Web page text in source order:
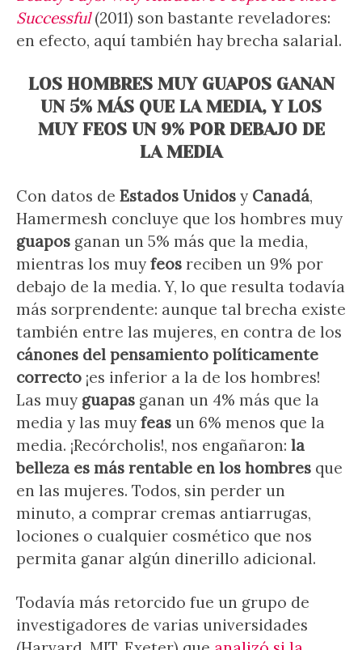
Successful(2011) son bastante reveladores:
en efecto, aquí también hay brecha salarial.
LOS HOMBRES MUY GUAPOS GANAN
UN 5% MÁS QUE LA MEDIA, Y LOS
MUY FEOS UN 9% POR DEBAJO DE
LA MEDIA
Con datos de Estados Unidos y Canadá,
Hamermesh concluye que los hombres muy
guapos ganan un 5% más que la media,
mientras los muy feos reciben un 9% por
debajo de la media. Y, lo que resulta todavía
más sorprendente: aunque tal brecha existe
también entre las mujeres, en contra de los
cánones del pensamiento políticamente
correcto ¡es inferior a la de los hombres!
Las muy guapas ganan un 4% más que la
media y las muy feas un 6% menos que la
media. ¡Recórcholis!, nos engañaron: la
belleza es más rentable en los hombres que
en las mujeres. Todos, sin perder un
minuto, a comprar cremas antiarrugas,
lociones o cualquier cosmético que nos
permita ganar algún dinerillo adicional.
Todavía más retorcido fue un grupo de
investigadores de varias universidades